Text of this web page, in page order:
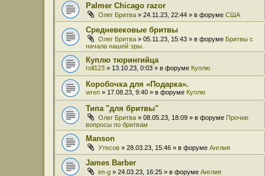
Palmer Chicago razor
Олег Бритва » 24.11.23, 22:44 » в форуме США
Средневековые бритвы
Олег Бритва » 05.11.23, 15:43 » в форуме Бритвы с
начала нашей эры.
Куплю тюрингийца
roll123 » 13.10.23, 0:03 » в форуме Куплю
Коробочка для «Подарка».
wren » 17.08.23, 9:40 » в форуме Куплю
Типа "для бритвы"
Олег Бритва » 08.05.23, 18:09 » в форуме Прочие
вопросы по бритвам
Manson
Утесов » 28.03.23, 15:46 » в форуме Англия
James Barber
im-g » 24.03.23, 16:25 » в форуме Англия